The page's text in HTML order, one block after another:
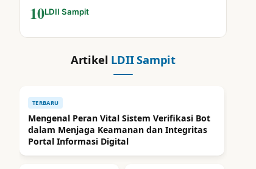
10LDII Sampit
Artikel LDII Sampit
TERBARU
Mengenal Peran Vital Sistem Verifikasi Bot
dalam Menjaga Keamanan dan Integritas
Portal Informasi Digital